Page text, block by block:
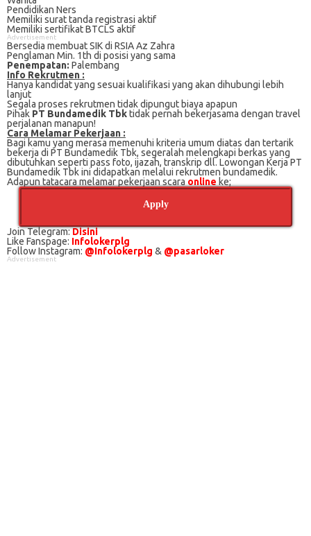
Pendidikan Ners
Memiliki surat tanda registrasi aktif
Memiliki sertifikat BTCLS aktif
Advertisement
Bersedia membuat SIK di RSIA Az Zahra
Penglaman Min. 1th di posisi yang sama
Penempatan: Palembang
Info Rekrutmen :
Hanya kandidat yang sesuai kualifikasi yang akan dihubungi lebih
lanjut
Segala proses rekrutmen tidak dipungut biaya apapun
Pihak PT Bundamedik Tbktidak pernah bekerjasama dengan travel
perjalanan manapun!
Cara Melamar Pekerjaan :
Bagi kamu yang merasa memenuhi kriteria umum diatas dan tertarik
bekerja di PT Bundamedik Tbk, segeralah melengkapi berkas yang
dibutuhkan seperti pass foto, ijazah, transkrip dll. Lowongan Kerja PT
Bundamedik Tbk ini didapatkan melalui rekrutmen bundamedik.
Adapun tatacara melamar pekerjaan scara online ke;
Apply
Join Telegram:Disini
Like Fanspage: Infolokerplg
Follow Instagram: @Infolokerplg & @pasarloker
Advertisement